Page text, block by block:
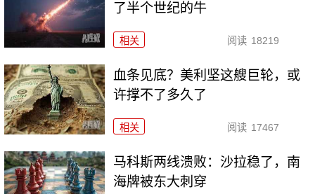
了半个世纪的牛
相关 阅读 18219
血条见底？美利坚这艘巨轮，或
许撑不了多久了
相关 阅读 17467
马科斯两线溃败：沙拉稳了，南
海牌被东大刺穿